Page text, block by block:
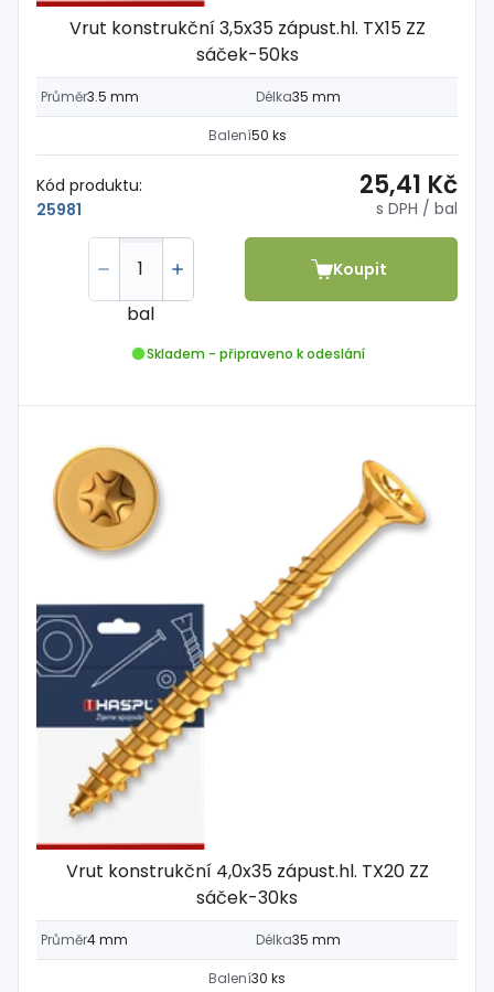
Vrut konstrukční 3,5x35 zápust.hl. TX15 ZZ
sáček-50ks
Průměr3.5 mm Délka35 mm
Balení50 ks
Kód produktu:
25981
25,41 Kč
s DPH / bal
bal
Koupit
Skladem - připraveno k odeslání
Vrut konstrukční 4,0x35 zápust.hl. TX20 ZZ
sáček-30ks
Průměr4 mm Délka35 mm
Balení30 ks